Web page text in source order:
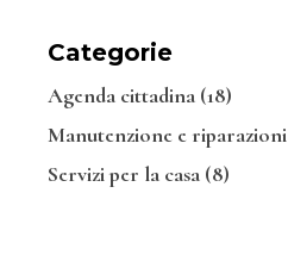
Categorie
Agenda cittadina (18)
Manutenzione e riparazioni
Servizi per la casa (8)